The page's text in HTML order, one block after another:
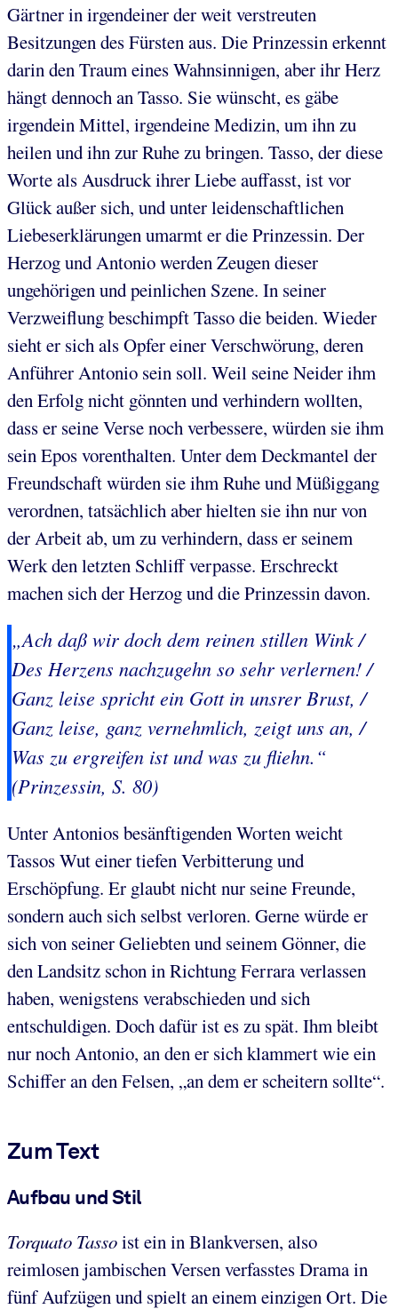
Gärtner in irgendeiner der weit verstreuten
Besitzungen des Fürsten aus. Die Prinzessin erkennt
darin den Traum eines Wahnsinnigen, aber ihr Herz
hängt dennoch an Tasso. Sie wünscht, es gäbe
irgendein Mittel, irgendeine Medizin, um ihn zu
heilen und ihn zur Ruhe zu bringen. Tasso, der diese
Worte als Ausdruck ihrer Liebe auffasst, ist vor
Glück außer sich, und unter leidenschaftlichen
Liebeserklärungen umarmt er die Prinzessin. Der
Herzog und Antonio werden Zeugen dieser
ungehörigen und peinlichen Szene. In seiner
Verzweiflung beschimpft Tasso die beiden. Wieder
sieht er sich als Opfer einer Verschwörung, deren
Anführer Antonio sein soll. Weil seine Neider ihm
den Erfolg nicht gönnten und verhindern wollten,
dass er seine Verse noch verbessere, würden sie ihm
sein Epos vorenthalten. Unter dem Deckmantel der
Freundschaft würden sie ihm Ruhe und Müßiggang
verordnen, tatsächlich aber hielten sie ihn nur von
der Arbeit ab, um zu verhindern, dass er seinem
Werk den letzten Schliff verpasse. Erschreckt
machen sich der Herzog und die Prinzessin davon.
„Ach daß wir doch dem reinen stillen Wink /
Des Herzens nachzugehn so sehr verlernen! /
Ganz leise spricht ein Gott in unsrer Brust, /
Ganz leise, ganz vernehmlich, zeigt uns an, /
Was zu ergreifen ist und was zu fliehn.“
(Prinzessin, S. 80)
Unter Antonios besänftigenden Worten weicht
Tassos Wut einer tiefen Verbitterung und
Erschöpfung. Er glaubt nicht nur seine Freunde,
sondern auch sich selbst verloren. Gerne würde er
sich von seiner Geliebten und seinem Gönner, die
den Landsitz schon in Richtung Ferrara verlassen
haben, wenigstens verabschieden und sich
entschuldigen. Doch dafür ist es zu spät. Ihm bleibt
nur noch Antonio, an den er sich klammert wie ein
Schiffer an den Felsen, „an dem er scheitern sollte“.
Zum Text
Aufbau und Stil
Torquato Tassoist ein in Blankversen, also
reimlosen jambischen Versen verfasstes Drama in
fünf Aufzügen und spielt an einem einzigen Ort. Die